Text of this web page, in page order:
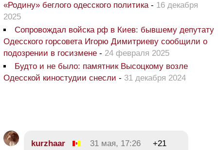
«Родину» беглого одесского политика- 16 декабря
2025
Сопровождал войска рф в Киев: бывшему депутату
Одесского горсовета Игорю Димитриеву сообщили о
подозрении в госизмене - 24 февраля 2025
Будто и не было: памятник Высоцкому возле
Одесской киностудии снесли - 31 декабря 2024
kurzhaar 31 мая, 17:26
+21